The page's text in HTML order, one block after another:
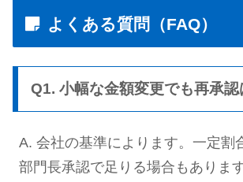
よくある質問（FAQ）
Q1. 小幅な金額変更でも再承認
A. 会社の基準によります。一定割
部門長承認で足りる場合もありま